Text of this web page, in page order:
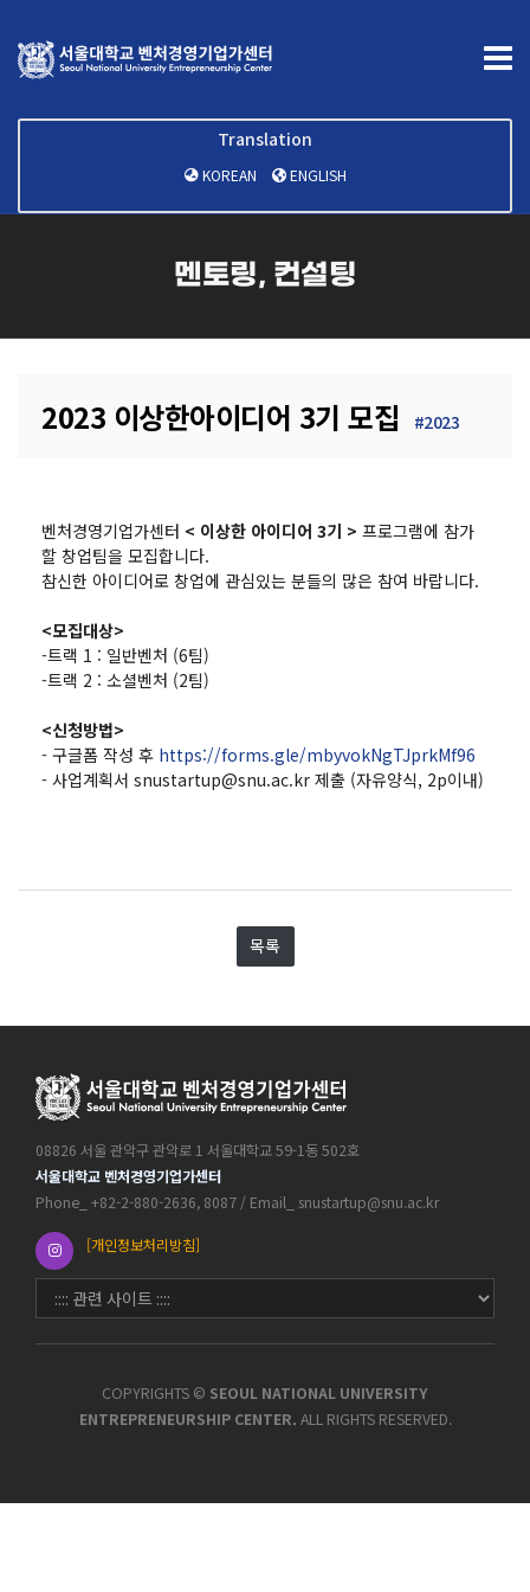
Translation
KOREAN ENGLISH
멘토링, 컨설팅
2023 이상한아이디어 3기 모집 #2023
벤처경영기업가센터 < 이상한 아이디어 3기 > 프로그램에 참가
할 창업팀을 모집합니다.
참신한 아이디어로 창업에 관심있는 분들의 많은 참여 바랍니다.
<모집대상>
-트랙 1 : 일반벤처 (6팀)
-트랙 2 : 소셜벤처 (2팀)
<신청방법>
- 구글폼 작성 후 https://forms.gle/mbyvokNgTJprkMf96
- 사업계획서 snustartup@snu.ac.kr 제출 (자유양식, 2p이내)
목록
08826 서울 관악구 관악로 1 서울대학교 59-1동 502호
서울대학교 벤처경영기업가센터
Phone_ +82-2-880-2636, 8087 / Email_ snustartup@snu.ac.kr
[개인정보처리방침]
COPYRIGHTS © SEOUL NATIONAL UNIVERSITY
ENTREPRENEURSHIP CENTER. ALL RIGHTS RESERVED.